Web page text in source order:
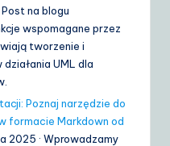
Post na blogu
wspomagane przez
tworzenie i
UML dla
Poznaj narzędzie do
formacie Markdown od
2025 · Wprowadzamy